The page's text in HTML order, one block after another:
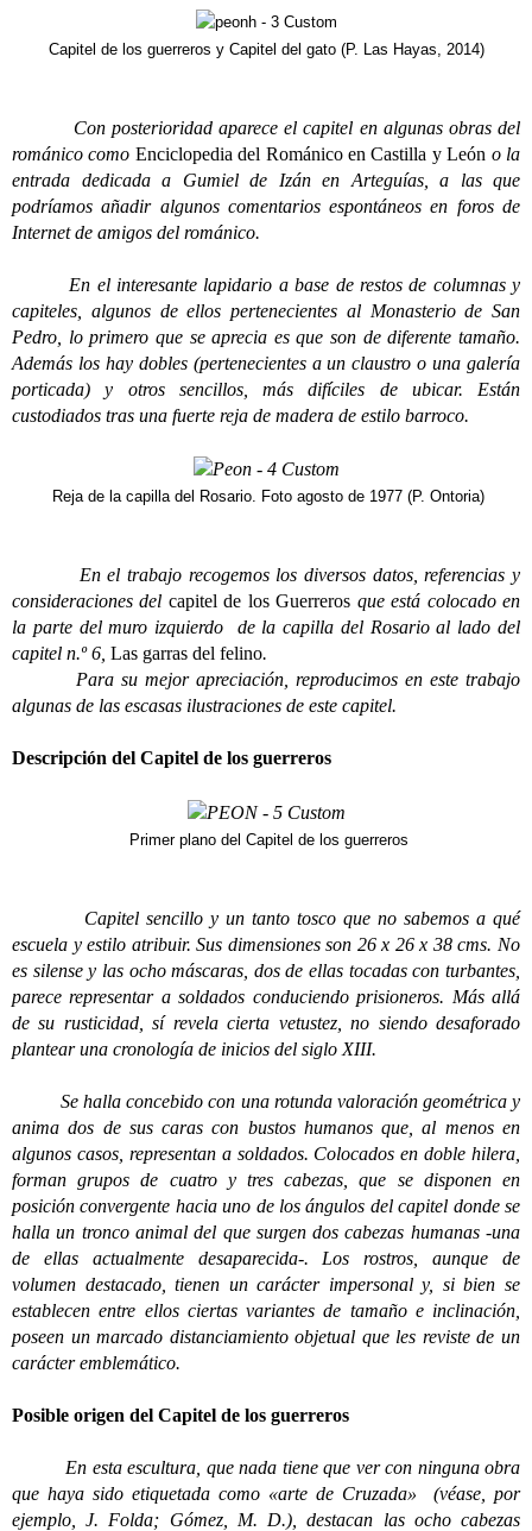
Capitel de los guerreros y Capitel del gato (P. Las Hayas, 2014)
Con posterioridad aparece el capitel en algunas obras del
románico como Enciclopedia del Románico en Castilla y León o la
entrada dedicada a Gumiel de Izán en Arteguías, a las que
podríamos añadir algunos comentarios espontáneos en foros de
Internet de amigos del románico.
En el interesante lapidario a base de restos de columnas y
capiteles, algunos de ellos pertenecientes al Monasterio de San
Pedro, lo primero que se aprecia es que son de diferente tamaño.
Además los hay dobles (pertenecientes a un claustro o una galería
porticada) y otros sencillos, más difíciles de ubicar. Están
custodiados tras una fuerte reja de madera de estilo barroco.
Reja de la capilla del Rosario. Foto agosto de 1977 (P. Ontoria)
En el trabajo recogemos los diversos datos, referencias y
consideraciones del capitel de los Guerreros que está colocado en
la parte del muro izquierdo de la capilla del Rosario al lado del
capitel n.º 6, Las garras del felino.
Para su mejor apreciación, reproducimos en este trabajo
algunas de las escasas ilustraciones de este capitel.
Descripción del Capitel de los guerreros
Primer plano del Capitel de los guerreros
Capitel sencillo y un tanto tosco que no sabemos a qué
escuela y estilo atribuir. Sus dimensiones son 26 x 26 x 38 cms. No
es silense y las ocho máscaras, dos de ellas tocadas con turbantes,
parece representar a soldados conduciendo prisioneros. Más allá
de su rusticidad, sí revela cierta vetustez, no siendo desaforado
plantear una cronología de inicios del siglo XIII.
Se halla concebido con una rotunda valoración geométrica y
anima dos de sus caras con bustos humanos que, al menos en
algunos casos, representan a soldados. Colocados en doble hilera,
forman grupos de cuatro y tres cabezas, que se disponen en
posición convergente hacia uno de los ángulos del capitel donde se
halla un tronco animal del que surgen dos cabezas humanas -una
de ellas actualmente desaparecida-. Los rostros, aunque de
volumen destacado, tienen un carácter impersonal y, si bien se
establecen entre ellos ciertas variantes de tamaño e inclinación,
poseen un marcado distanciamiento objetual que les reviste de un
carácter emblemático.
Posible origen del Capitel de los guerreros
En esta escultura, que nada tiene que ver con ninguna obra
que haya sido etiquetada como «arte de Cruzada» (véase, por
ejemplo, J. Folda; Gómez, M. D.), destacan las ocho cabezas